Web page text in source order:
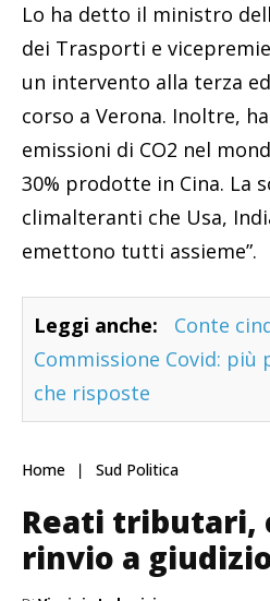
Lo ha detto il ministro
dei Trasporti e
un intervento alla terza
corso a Verona. Inoltre,
emissioni di CO2 nel
30% prodotte in Cina. La
climalteranti che Usa,
emettono tutti assieme”.
Leggi anche:
Conte
Commissione Covid:
che risposte
Home Sud Politica
Reati tributari,
rinvio a